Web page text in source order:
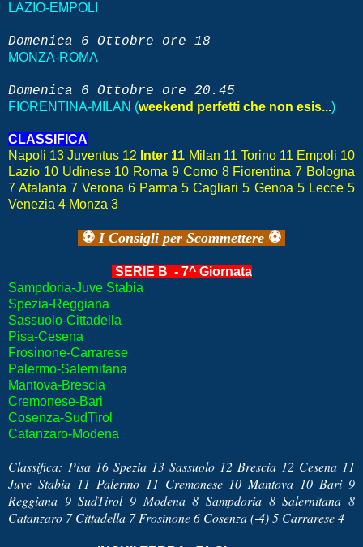
LAZIO-EMPOLI
Domenica 6 Ottobre ore 18
MONZA-ROMA
Domenica 6 Ottobre ore 20.45
FIORENTINA-MILAN (weekend perfetti che non esis...)
CLASSIFICA
Napoli 13 Juventus 12 Inter 11 Milan 11 Torino 11 Empoli 10
Lazio 10 Udinese 10 Roma 9 Como 8 Fiorentina 7 Bologna
7 Atalanta 7 Verona 6 Parma 5 Cagliari 5 Genoa 5 Lecce 5
Venezia 4 Monza 3
⚽ I Consigli per Scommettere ⚽
SERIE B - 7^ Giornata
Sampdoria-Juve Stabia
Spezia-Reggiana
Sassuolo-Cittadella
Pisa-Cesena
Frosinone-Carrarese
Palermo-Salernitana
Mantova-Brescia
Cremonese-Bari
Cosenza-SudTirol
Catanzaro-Modena
Classifica: Pisa 16 Spezia 13 Sassuolo 12 Brescia 12 Cesena 11
Juve Stabia 11 Palermo 11 Cremonese 10 Mantova 10 Bari 9
Reggiana 9 SudTirol 9 Modena 8 Sampdoria 8 Salernitana 8
Catanzaro 7 Cittadella 7 Frosinone 6 Cosenza (-4) 5 Carrarese 4